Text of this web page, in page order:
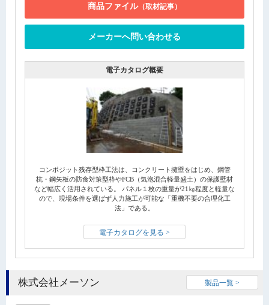
商品ファイル（取材記事）
メーカーへ問い合わせる
電子カタログ概要
コンポジット残存型枠工法は、コンクリート擁壁をはじめ、鋼管
杭・鋼矢板の防食対策型枠やFCB（気泡混合軽量盛土）の保護壁材
など幅広く活用されている。 パネル１枚の重量が21㎏程度と軽量な
ので、現場条件を選ばず人力施工が可能な「重機不要の合理化工
法」である。
電子カタログを見る >
株式会社メーソン 製品一覧 >